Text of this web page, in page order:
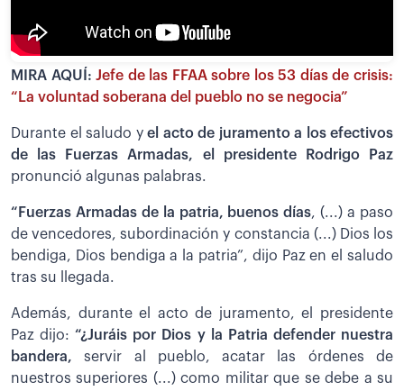
MIRA AQUÍ:Jefe de las FFAA sobre los 53 días de crisis:
“La voluntad soberana del pueblo no se negocia”
Durante el saludo yel acto de juramento a los efectivos
de las Fuerzas Armadas, el presidente Rodrigo Paz
pronunció algunas palabras.
“Fuerzas Armadas de la patria, buenos días, (...) a paso
de vencedores, subordinación y constancia (...) Dios los
bendiga, Dios bendiga a la patria”, dijo Paz en el saludo
tras su llegada.
Además, durante el acto de juramento, el presidente
Paz dijo:“¿Juráis por Dios y la Patria defender nuestra
bandera, servir al pueblo, acatar las órdenes de
nuestros superiores (...) como militar que se debe a su